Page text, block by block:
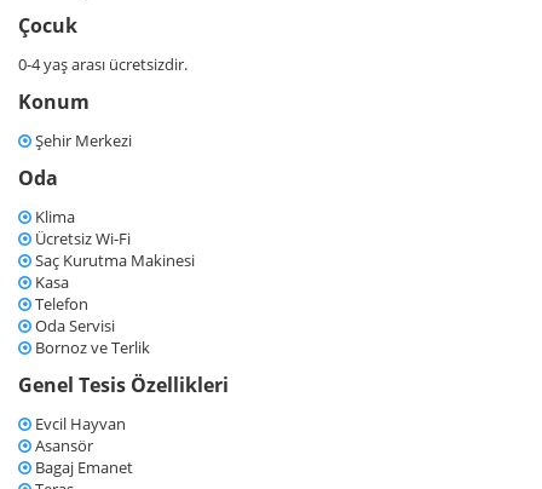
Çocuk
0-4 yaş arası ücretsizdir.
Konum
Şehir Merkezi
Oda
Klima
Ücretsiz Wi-Fi
Saç Kurutma Makinesi
Kasa
Telefon
Oda Servisi
Bornoz ve Terlik
Genel Tesis Özellikleri
Evcil Hayvan
Asansör
Bagaj Emanet